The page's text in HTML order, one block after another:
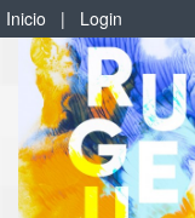
Inicio | Login